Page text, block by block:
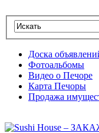
Доска
Фотоальбомы
Видео о Печоре
Карта Печоры
Продажа